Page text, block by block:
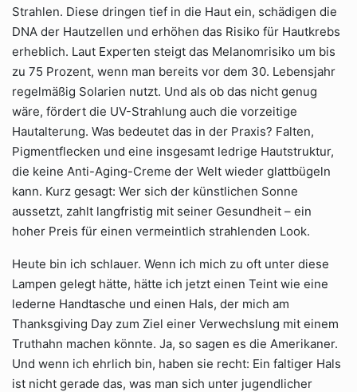
Strahlen. Diese dringen tief in die Haut ein, schädigen die
DNA der Hautzellen und erhöhen das Risiko für Hautkrebs
erheblich. Laut Experten steigt das Melanomrisiko um bis
zu 75 Prozent, wenn man bereits vor dem 30. Lebensjahr
regelmäßig Solarien nutzt. Und als ob das nicht genug
wäre, fördert die UV-Strahlung auch die vorzeitige
Hautalterung. Was bedeutet das in der Praxis? Falten,
Pigmentflecken und eine insgesamt ledrige Hautstruktur,
die keine Anti-Aging-Creme der Welt wieder glattbügeln
kann. Kurz gesagt: Wer sich der künstlichen Sonne
aussetzt, zahlt langfristig mit seiner Gesundheit – ein
hoher Preis für einen vermeintlich strahlenden Look.
Heute bin ich schlauer. Wenn ich mich zu oft unter diese
Lampen gelegt hätte, hätte ich jetzt einen Teint wie eine
lederne Handtasche und einen Hals, der mich am
Thanksgiving Day zum Ziel einer Verwechslung mit einem
Truthahn machen könnte. Ja, so sagen es die Amerikaner.
Und wenn ich ehrlich bin, haben sie recht: Ein faltiger Hals
ist nicht gerade das, was man sich unter jugendlicher